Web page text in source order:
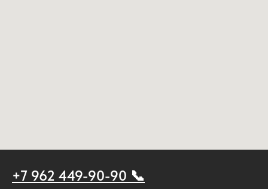
+7 962 449-90-90 📞